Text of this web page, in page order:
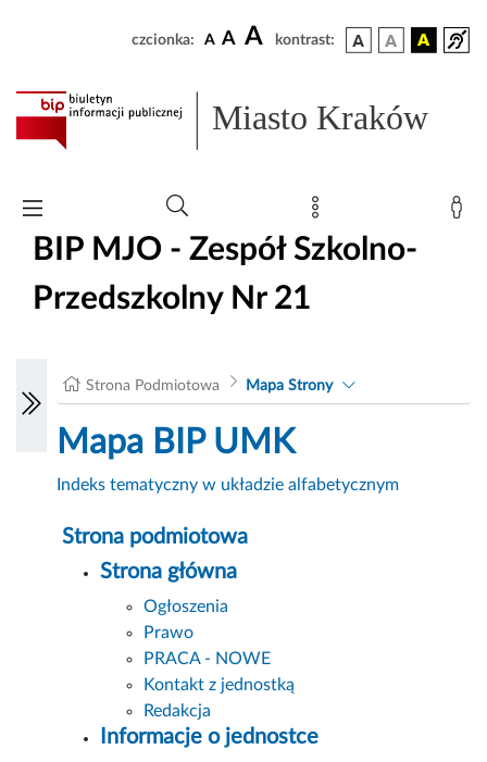
czcionka: A A A kontrast:
Miasto Kraków
BIP MJO - Zespół Szkolno-
Przedszkolny Nr 21
Strona Podmiotowa Mapa Strony
Mapa BIP UMK
Indeks tematyczny w układzie alfabetycznym
Strona podmiotowa
Strona główna
Ogłoszenia
Prawo
PRACA - NOWE
Kontakt z jednostką
Redakcja
Informacje o jednostce